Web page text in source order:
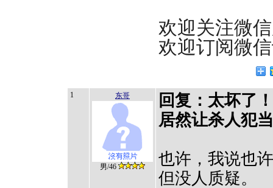
欢迎关注微
欢迎订阅微
1 东哥
男/46
回复：太坏了
居然让杀人犯
也许，我说也
但没人质疑。